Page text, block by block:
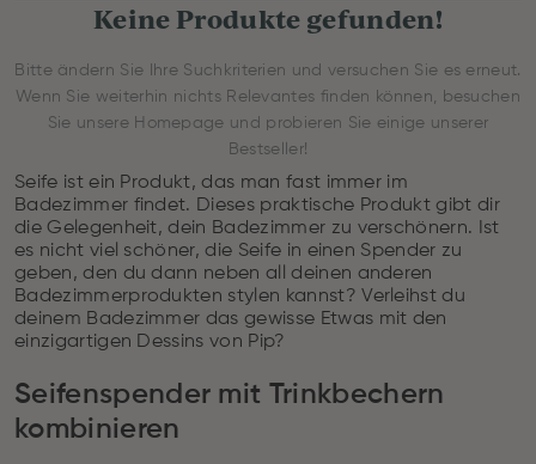
Keine Produkte gefunden!
Bitte ändern Sie Ihre Suchkriterien und versuchen Sie es erneut.
Wenn Sie weiterhin nichts Relevantes finden können, besuchen
Sie unsere Homepage und probieren Sie einige unserer
Bestseller!
Seife ist ein Produkt, das man fast immer im
Badezimmer findet. Dieses praktische Produkt gibt dir
die Gelegenheit, dein Badezimmer zu verschönern. Ist
es nicht viel schöner, die Seife in einen Spender zu
geben, den du dann neben all deinen anderen
Badezimmerprodukten stylen kannst? Verleihst du
deinem Badezimmer das gewisse Etwas mit den
einzigartigen Dessins von Pip?
Seifenspender mit Trinkbechern
kombinieren